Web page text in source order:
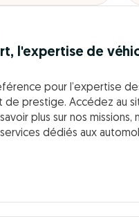
l'expertise de
pour l’expertise
prestige. Accédez au
plus sur nos missions,
dédiés aux